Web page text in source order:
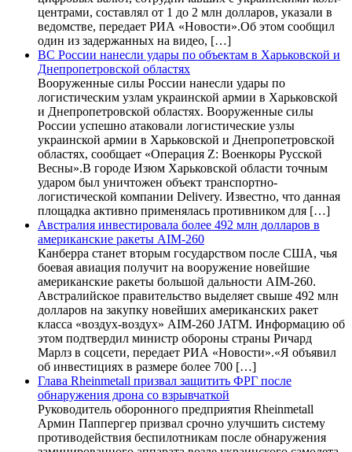
центрами, составлял от 1 до 2 млн долларов, указали в
ведомстве, передает РИА «Новости».Об этом сообщил
один из задержанных на видео, […]
ВС России нанесли удары по объектам в Харьковской и
Днепропетровской областях
Вооруженные силы России нанесли удары по
логистическим узлам украинской армии в Харьковской
и Днепропетровской областях. Вооруженные силы
России успешно атаковали логистические узлы
украинской армии в Харьковской и Днепропетровской
областях, сообщает «Операция Z: Военкоры Русской
Весны».В городе Изюм Харьковской области точным
ударом был уничтожен объект транспортно-
логистической компании Delivery. Известно, что данная
площадка активно применялась противником для […]
Австралия инвестировала более 492 млн долларов в
американские ракеты AIM-260
Канберра станет вторым государством после США, чья
боевая авиация получит на вооружение новейшие
американские ракеты большой дальности AIM-260.
Австралийское правительство выделяет свыше 492 млн
долларов на закупку новейших американских ракет
класса «воздух-воздух» AIM-260 JATM. Информацию об
этом подтвердил министр обороны страны Ричард
Марлз в соцсети, передает РИА «Новости».«Я объявил
об инвестициях в размере более 700 […]
Глава Rheinmetall призвал защитить ФРГ после
обнаружения дрона со взрывчаткой
Руководитель оборонного предприятия Rheinmetall
Армин Паппергер призвал срочно улучшить систему
противодействия беспилотникам после обнаружения